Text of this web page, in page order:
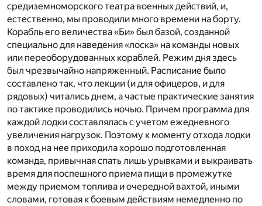
средиземноморского театра военных действий, и,
естественно, мы проводили много времени на борту.
Корабль его величества «Би» был базой, созданной
специально для наведения «лоска» на команды новых
или переоборудованных кораблей. Режим дня здесь
был чрезвычайно напряженный. Расписание было
составлено так, что лекции (и для офицеров, и для
рядовых) читались днем, а частые практические занятия
по тактике проводились ночью. Причем программа для
каждой лодки составлялась с учетом ежедневного
увеличения нагрузок. Поэтому к моменту отхода лодки
в поход на нее приходила хорошо подготовленная
команда, привычная спать лишь урывками и выкраивать
время для поспешного приема пищи в промежутке
между приемом топлива и очередной вахтой, иными
словами, готовая к боевым действиям немедленно по